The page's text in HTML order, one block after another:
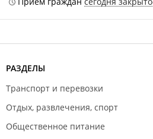
РАЗДЕЛЫ
Транспорт и перевозки
Отдых, развлечения, спорт
Общественное питание